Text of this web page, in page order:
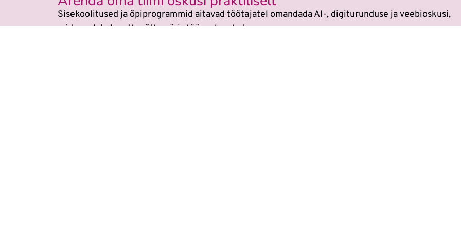
Sisekoolitused ja õpiprogrammid aitavad töötajatel omandada AI-, digiturunduse ja veebioskusi,
mida saab kohe ettevõtte päris töös rakendada.